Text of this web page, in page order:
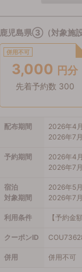
鹿児島県③（対象施設
併用不可
3,000 円分
先着予約数 300
配布期間
2026年4
2026年7
予約期間
2026年4
2026年7
宿泊
対象期間
2026年5
2026年7
利用条件 【予約金
クーポンID
併用 併用不可